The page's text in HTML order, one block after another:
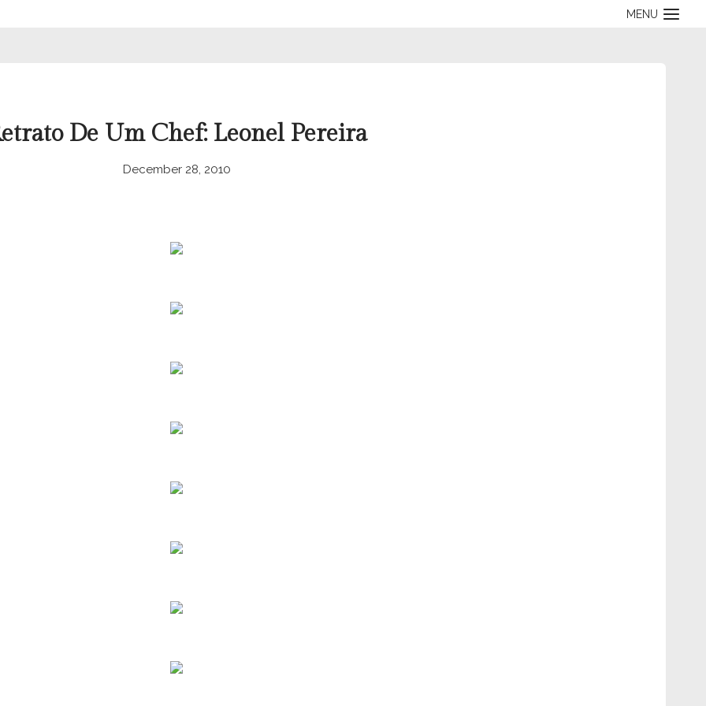
MENU
De Um Chef: Leonel Pereira
December 28, 2010